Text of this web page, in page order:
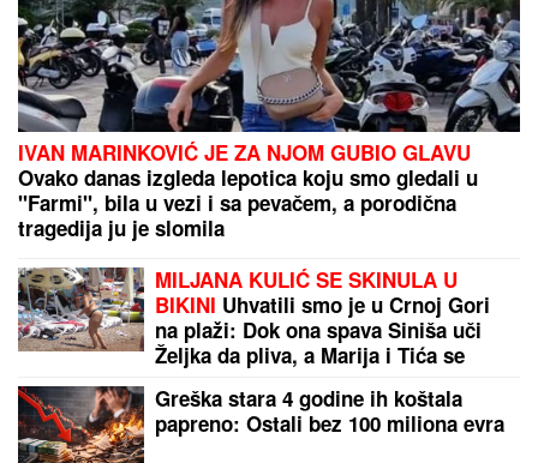
OGLASILA SE TANJA SAVIĆ NAKON ŠTO JE BRŽE-
BOLJE PREKINULA KONCERT"Meni to mnogo
znači", čim je shvatila da situacija IZMIČE
KONTROLI morala da reaguje
(VIDEO) LEPA BRENA PALA NA
NASTUPU U BUDVISkočili odmah da
joj pomognu - Prija i nova snajka
đuskale, a evo šta je Viktor radio
cele noći